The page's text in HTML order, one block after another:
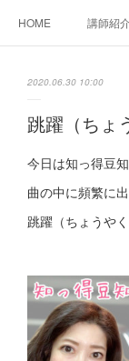
HOME 講師紹
ご相談・体験レッスン
2020.06.30 10:00
跳躍（ちょ
今日は知っ得豆
曲の中に頻繁に
跳躍（ちょうや